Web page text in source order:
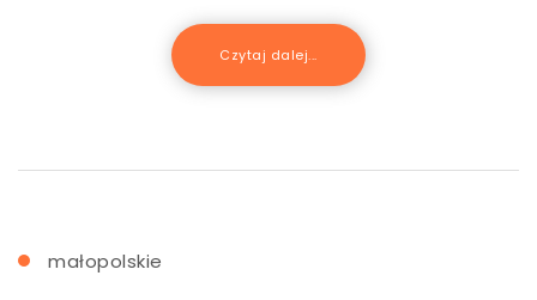
Czytaj dalej...
małopolskie